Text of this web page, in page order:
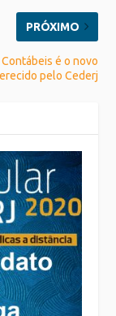
PRÓXIMO
é o novo
pelo Cederj